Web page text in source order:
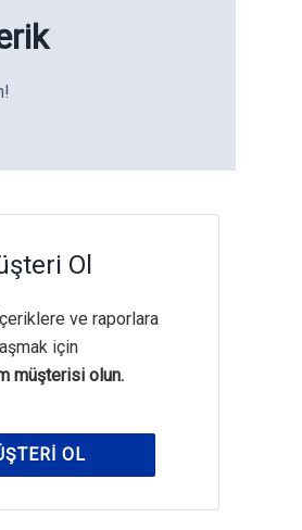
Ol
ve raporlara
için
müşterisi olun.
OL